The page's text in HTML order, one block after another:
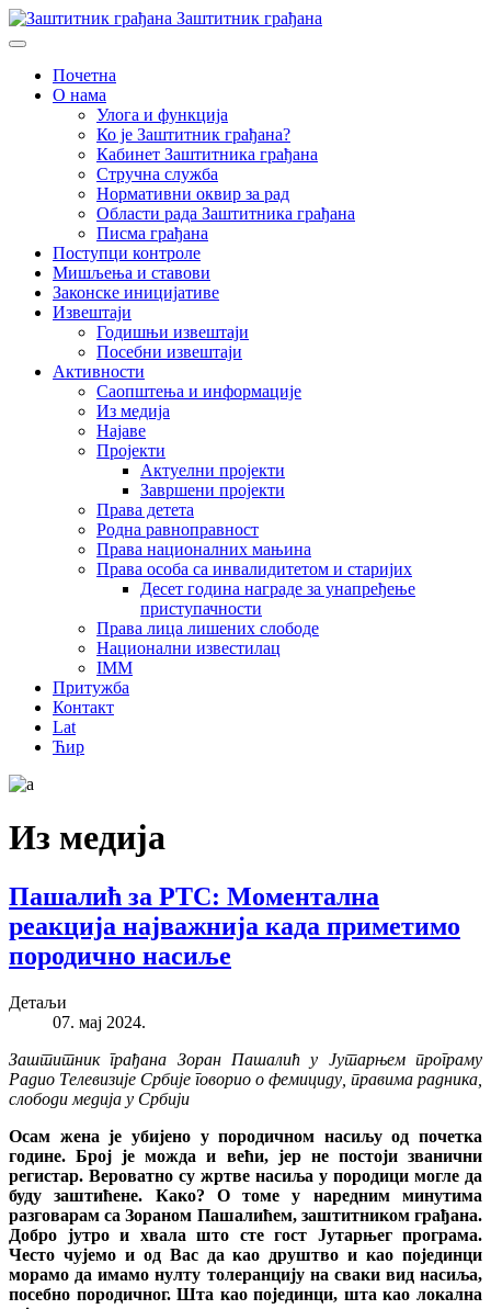
Заштитник грађана
Почетна
О нама
Улога и функција
Ко је Заштитник грађана?
Кабинет Заштитника грађана
Стручна служба
Нормативни оквир за рад
Области рада Заштитника грађана
Писма грађана
Поступци контроле
Мишљења и ставови
Законске иницијативе
Извештаји
Годишњи извештаји
Посебни извештаји
Активности
Саопштења и информације
Из медија
Најаве
Пројекти
Актуелни пројекти
Завршени пројекти
Права детета
Родна равноправност
Права националних мањина
Права особа са инвалидитетом и старијих
Десет година награде за унапређење
приступачности
Права лица лишених слободе
Национални известилац
IMM
Притужба
Контакт
Lat
Ћир
Из медија
Пашалић за РТС: Моментална
реакција најважнија када приметимо
породично насиље
Детаљи
07. мај 2024.
Заштитник грађана Зоран Пашалић у Јутарњем програму
Радио Телевизије Србије говорио о фемициду, правима радника,
слободи медија у Србији
Осам жена је убијенo у породичном насиљу од почетка
године. Број је можда и већи, јер не постоји званични
регистар. Вероватно су жртве насиља у породици могле да
буду заштићене. Како? О томе у наредним минутима
разговарам са Зораном Пашалићем, заштитником грађана.
Добро јутро и хвала што сте гост Јутарњег програма.
Често чујемо и од Вас да као друштво и као појединци
морамо да имамо нулту толеранцију на сваки вид насиља,
посебно породичног. Шта као појединци, шта као локална